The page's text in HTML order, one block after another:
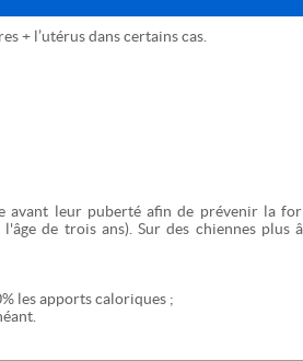
+ l’utérus dans certains cas.
avant leur puberté afin de prévenir la
de trois ans). Sur des chiennes plus
les apports caloriques ;